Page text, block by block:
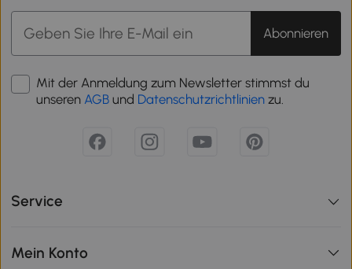
Abonnieren
Mit der Anmeldung zum Newsletter stimmst du
unseren AGB und Datenschutzrichtlinien zu.
Service
Mein Konto